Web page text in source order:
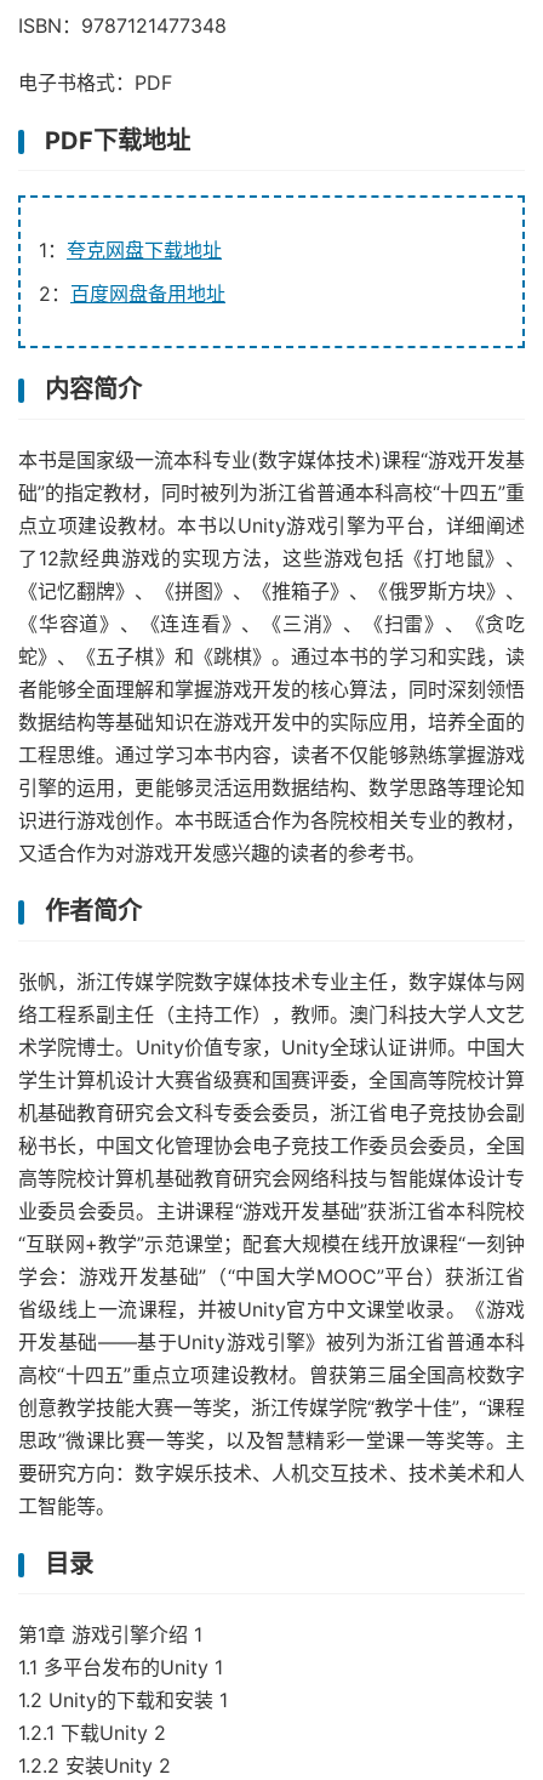
ISBN：9787121477348
电子书格式：PDF
PDF下载地址
1： 夸克网盘下载地址
2： 百度网盘备用地址
内容简介
本书是国家级一流本科专业(数字媒体技术)课程“游戏开发基
础”的指定教材，同时被列为浙江省普通本科高校“十四五”重
点立项建设教材。本书以Unity游戏引擎为平台，详细阐述
了12款经典游戏的实现方法，这些游戏包括《打地鼠》、
《记忆翻牌》、《拼图》、《推箱子》、《俄罗斯方块》、
《华容道》、《连连看》、《三消》、《扫雷》、《贪吃
蛇》、《五子棋》和《跳棋》。通过本书的学习和实践，读
者能够全面理解和掌握游戏开发的核心算法，同时深刻领悟
数据结构等基础知识在游戏开发中的实际应用，培养全面的
工程思维。通过学习本书内容，读者不仅能够熟练掌握游戏
引擎的运用，更能够灵活运用数据结构、数学思路等理论知
识进行游戏创作。本书既适合作为各院校相关专业的教材，
又适合作为对游戏开发感兴趣的读者的参考书。
作者简介
张帆，浙江传媒学院数字媒体技术专业主任，数字媒体与网
络工程系副主任（主持工作），教师。澳门科技大学人文艺
术学院博士。Unity价值专家，Unity全球认证讲师。中国大
学生计算机设计大赛省级赛和国赛评委，全国高等院校计算
机基础教育研究会文科专委会委员，浙江省电子竞技协会副
秘书长，中国文化管理协会电子竞技工作委员会委员，全国
高等院校计算机基础教育研究会网络科技与智能媒体设计专
业委员会委员。主讲课程“游戏开发基础”获浙江省本科院校
“互联网+教学”示范课堂；配套大规模在线开放课程“一刻钟
学会：游戏开发基础”（“中国大学MOOC”平台）获浙江省
省级线上一流课程，并被Unity官方中文课堂收录。《游戏
开发基础——基于Unity游戏引擎》被列为浙江省普通本科
高校“十四五”重点立项建设教材。曾获第三届全国高校数字
创意教学技能大赛一等奖，浙江传媒学院“教学十佳”，“课程
思政”微课比赛一等奖，以及智慧精彩一堂课一等奖等。主
要研究方向：数字娱乐技术、人机交互技术、技术美术和人
工智能等。
目录
第1章 游戏引擎介绍 1
1.1 多平台发布的Unity 1
1.2 Unity的下载和安装 1
1.2.1 下载Unity 2
1.2.2 安装Unity 2